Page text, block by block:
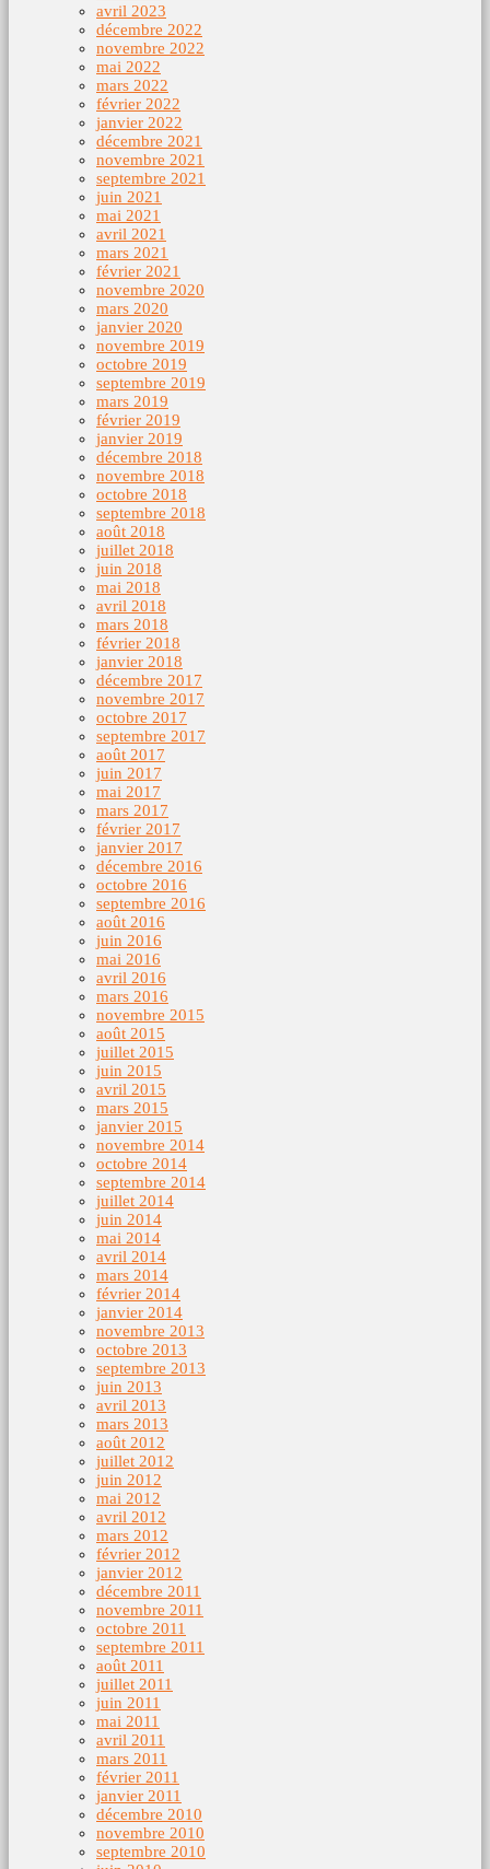
avril 2023
décembre 2022
novembre 2022
mai 2022
mars 2022
février 2022
janvier 2022
décembre 2021
novembre 2021
septembre 2021
juin 2021
mai 2021
avril 2021
mars 2021
février 2021
novembre 2020
mars 2020
janvier 2020
novembre 2019
octobre 2019
septembre 2019
mars 2019
février 2019
janvier 2019
décembre 2018
novembre 2018
octobre 2018
septembre 2018
août 2018
juillet 2018
juin 2018
mai 2018
avril 2018
mars 2018
février 2018
janvier 2018
décembre 2017
novembre 2017
octobre 2017
septembre 2017
août 2017
juin 2017
mai 2017
mars 2017
février 2017
janvier 2017
décembre 2016
octobre 2016
septembre 2016
août 2016
juin 2016
mai 2016
avril 2016
mars 2016
novembre 2015
août 2015
juillet 2015
juin 2015
avril 2015
mars 2015
janvier 2015
novembre 2014
octobre 2014
septembre 2014
juillet 2014
juin 2014
mai 2014
avril 2014
mars 2014
février 2014
janvier 2014
novembre 2013
octobre 2013
septembre 2013
juin 2013
avril 2013
mars 2013
août 2012
juillet 2012
juin 2012
mai 2012
avril 2012
mars 2012
février 2012
janvier 2012
décembre 2011
novembre 2011
octobre 2011
septembre 2011
août 2011
juillet 2011
juin 2011
mai 2011
avril 2011
mars 2011
février 2011
janvier 2011
décembre 2010
novembre 2010
septembre 2010